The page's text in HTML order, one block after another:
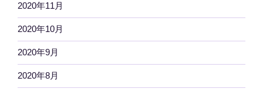
2020年11月
2020年10月
2020年9月
2020年8月